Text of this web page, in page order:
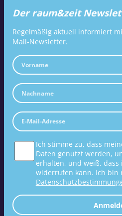
Der raum&zeit
Regelmäßig aktuell informiert
Mail-Newsletter.
Ich stimme zu, dass
Daten genutzt werden,
erhalten, und weiß, dass
widerrufen kann. Ich bin